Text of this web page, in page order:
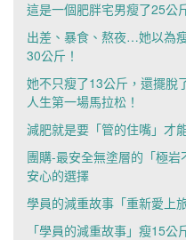
這是一個肥胖宅男瘦了25公
出差、暴食、熬夜…她以為
30公斤！
她不只瘦了13公斤，還擺脫
人生第一場馬拉松！
減肥就是要「管的住嘴」才
團購-最安全無塗層的「極
安心的選擇
學員的減重故事「重新愛上
「學員的減重故事」瘦15公